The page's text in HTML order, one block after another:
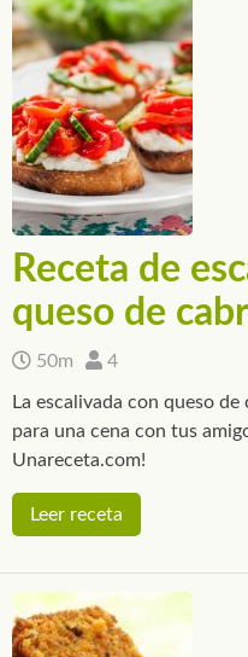
Receta de
queso de
50m 4
La escalivada con queso
para una cena con tus
Unareceta.com!
Leer receta